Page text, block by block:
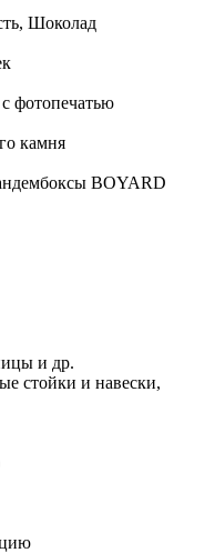
Шоколад
фотопечатью
камня
BOYARD
и др.
стойки и навески,